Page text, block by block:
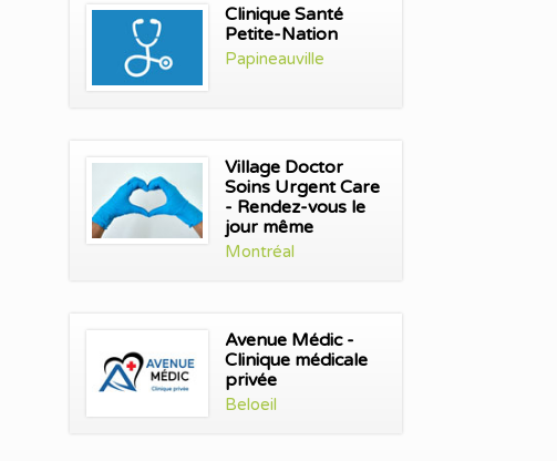
Clinique Santé
Petite-Nation
Papineauville
Village Doctor
Soins Urgent Care
- Rendez-vous le
jour même
Montréal
Avenue Médic -
Clinique médicale
privée
Beloeil